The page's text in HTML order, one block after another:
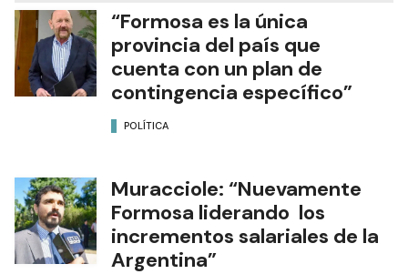
“Formosa es la única
provincia del país que
cuenta con un plan de
contingencia específico”
POLÍTICA
Muracciole: “Nuevamente
Formosa liderando los
incrementos salariales de la
Argentina”